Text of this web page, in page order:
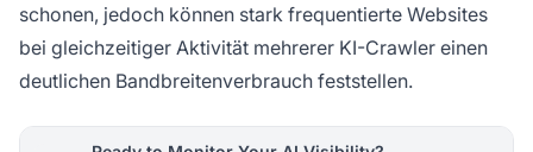
schonen, jedoch können stark frequentierte Websites
bei gleichzeitiger Aktivität mehrerer KI-Crawler einen
deutlichen Bandbreitenverbrauch feststellen.